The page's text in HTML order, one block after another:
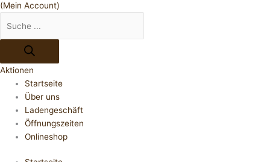
(Mein Account)
Aktionen
Startseite
Über uns
Ladengeschäft
Öffnungszeiten
Onlineshop